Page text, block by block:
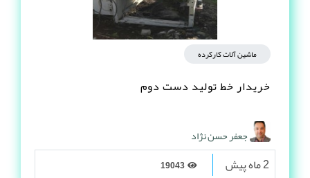
ماشین آلات کارکرده
خریدار خط تولید دست دوم
جعفر حسن نژاد
2 ماه پیش